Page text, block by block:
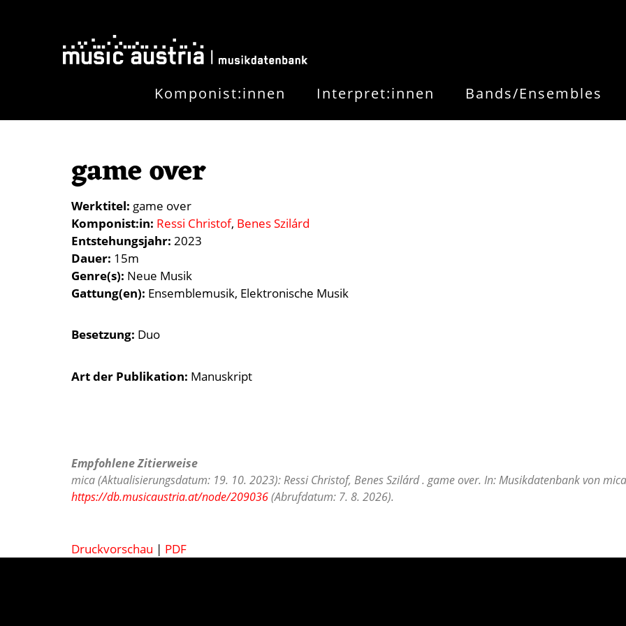
Komponist:innen Interpret:innen Bands/Ensembles
game over
Werktitel game over
Komponist:in Ressi Christof Benes Szilárd
Entstehungsjahr 2023
Dauer 15m
Genre(s) Neue Musik
Gattung(en) Ensemblemusik Elektronische Musik
Besetzung Duo
Art der Publikation Manuskript
Empfohlene Zitierweise
mica (Aktualisierungsdatum: 19. 10. 2023): Ressi Christof, Benes Szilárd . game over. In: Musikdatenbank von
https://db.musicaustria.at/node/209036(Abrufdatum: 7. 8. 2026).
Druckvorschau | PDF